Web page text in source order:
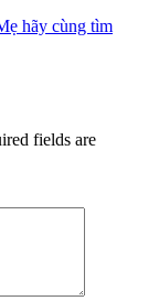
hãy cùng tìm
fields are